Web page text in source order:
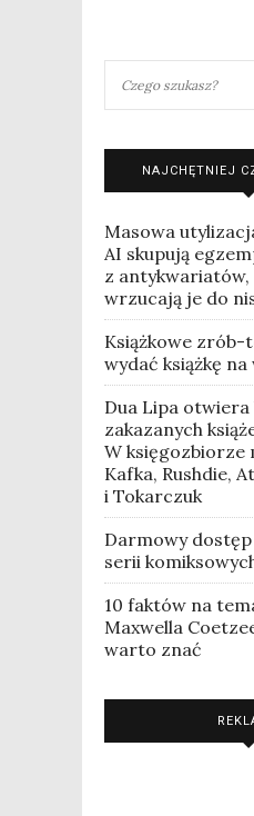
NAJCHĘTNIEJ
Masowa
AI skupują
z antykwariatów,
wrzucają je do
Książkowe zrób-
wydać książkę na
Dua Lipa otwiera
zakazanych
W księgozbiorze
Kafka, Rushdie,
i Tokarczuk
Darmowy
serii
10 faktów na
Maxwella
warto znać